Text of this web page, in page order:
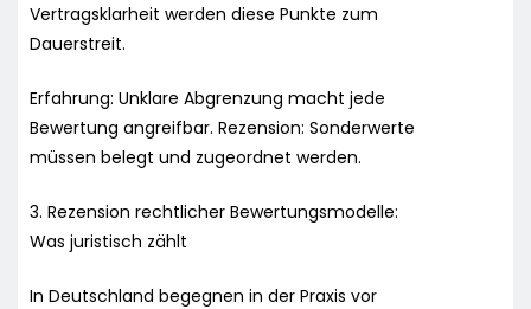
Vertragsklarheit werden diese Punkte zum
Dauerstreit.
Erfahrung: Unklare Abgrenzung macht jede
Bewertung angreifbar. Rezension: Sonderwerte
müssen belegt und zugeordnet werden.
3. Rezension rechtlicher Bewertungsmodelle:
Was juristisch zählt
In Deutschland begegnen in der Praxis vor